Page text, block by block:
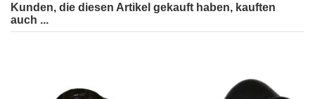
Kunden, die diesen Artikel gekauft haben, kauften
auch ...